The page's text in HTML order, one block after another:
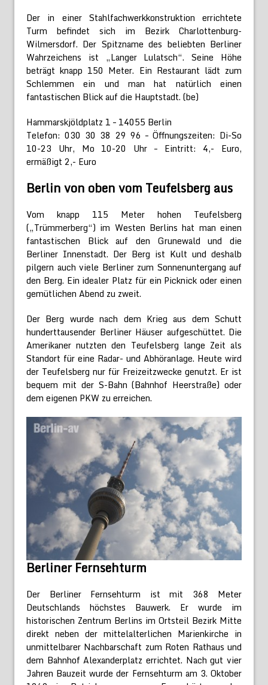
Der in einer Stahlfachwerkkonstruktion errichtete
Turm befindet sich im Bezirk Charlottenburg-
Wilmersdorf. Der Spitzname des beliebten Berliner
Wahrzeichens ist „Langer Lulatsch“. Seine Höhe
beträgt knapp 150 Meter. Ein Restaurant lädt zum
Schlemmen ein und man hat natürlich einen
fantastischen Blick auf die Hauptstadt. (be)
Hammarskjöldplatz 1 – 14055 Berlin
Telefon: 030 30 38 29 96 – Öffnungszeiten: Di-So
10-23 Uhr, Mo 10-20 Uhr – Eintritt: 4,- Euro,
ermäßigt 2,- Euro
Berlin von oben vom Teufelsberg aus
Vom knapp 115 Meter hohen Teufelsberg
(„Trümmerberg“) im Westen Berlins hat man einen
fantastischen Blick auf den Grunewald und die
Berliner Innenstadt. Der Berg ist Kult und deshalb
pilgern auch viele Berliner zum Sonnenuntergang auf
den Berg. Ein idealer Platz für ein Picknick oder einen
gemütlichen Abend zu zweit.
Der Berg wurde nach dem Krieg aus dem Schutt
hunderttausender Berliner Häuser aufgeschüttet. Die
Amerikaner nutzten den Teufelsberg lange Zeit als
Standort für eine Radar- und Abhöranlage. Heute wird
der Teufelsberg nur für Freizeitzwecke genutzt. Er ist
bequem mit der S-Bahn (Bahnhof Heerstraße) oder
dem eigenen PKW zu erreichen.
Berliner Fernsehturm
Der Berliner Fernsehturm ist mit 368 Meter
Deutschlands höchstes Bauwerk. Er wurde im
historischen Zentrum Berlins im Ortsteil Bezirk Mitte
direkt neben der mittelalterlichen Marienkirche in
unmittelbarer Nachbarschaft zum Roten Rathaus und
dem Bahnhof Alexanderplatz errichtet. Nach gut vier
Jahren Bauzeit wurde der Fernsehturm am 3. Oktober